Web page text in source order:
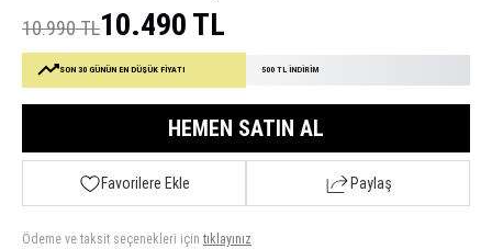
10.990 TL10.490 TL
SON 30 GÜNÜN EN DÜŞÜK FİYATI 500 TL İNDİRİM
HEMEN SATIN AL
Favorilere Ekle Paylaş
Ödeme ve taksit seçenekleri için tıklayınız